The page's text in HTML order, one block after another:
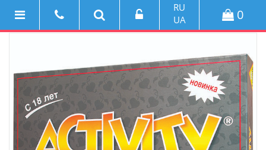
RU
UA
0